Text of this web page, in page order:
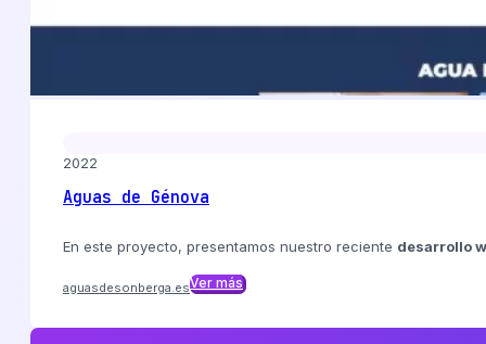
2022
Aguas de Génova
En este proyecto, presentamos nuestro reciente desarrollo
aguasdesonberga.esVer más